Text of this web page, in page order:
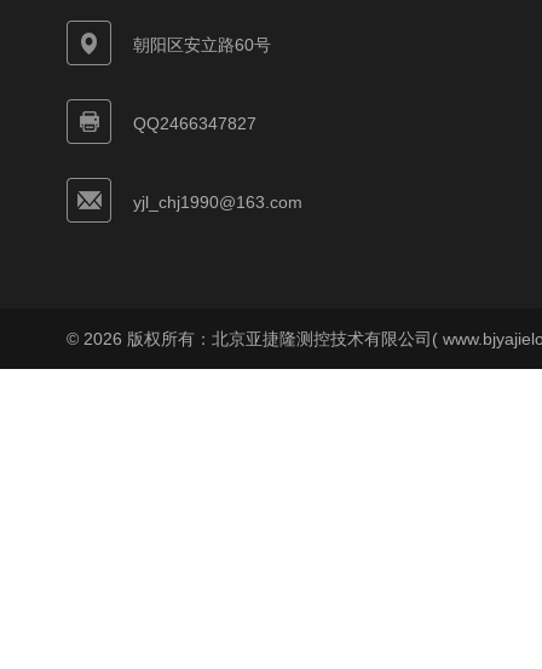
朝阳区安立路60号
QQ2466347827
yjl_chj1990@163.com
© 2026 版权所有：北京亚捷隆测控技术有限公司(